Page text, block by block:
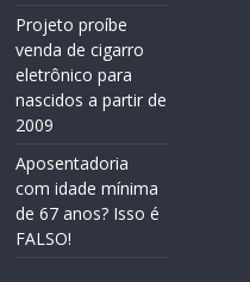
Projeto proíbe
venda de cigarro
eletrônico para
nascidos a partir de
2009
Aposentadoria
com idade mínima
de 67 anos? Isso é
FALSO!